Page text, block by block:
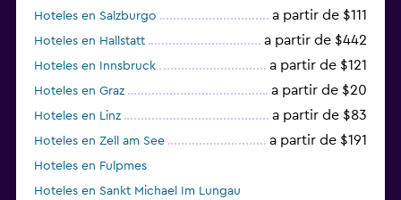
Hoteles en Salzburgo a partir de $111
Hoteles en Hallstatt a partir de $442
Hoteles en Innsbruck a partir de $121
Hoteles en Graz a partir de $20
Hoteles en Linz a partir de $83
Hoteles en Zell am See a partir de $191
Hoteles en Fulpmes
Hoteles en Sankt Michael Im Lungau